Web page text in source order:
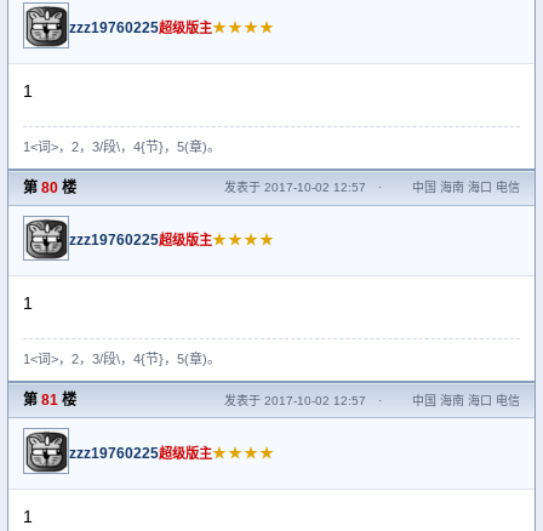
zzz19760225超级版主★★★★
1
1<词>，2，3/段\，4{节}，5(章)。
第 80 楼 发表于 2017-10-02 12:57 · 中国 海南 海口 电信
zzz19760225超级版主★★★★
1
1<词>，2，3/段\，4{节}，5(章)。
第 81 楼 发表于 2017-10-02 12:57 · 中国 海南 海口 电信
zzz19760225超级版主★★★★
1